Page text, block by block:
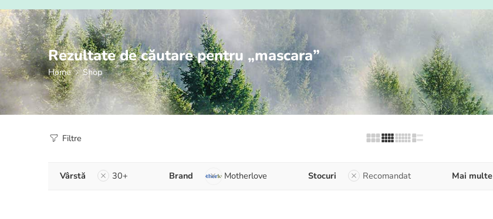
Rezultate de căutare pentru „mascara”
Home Shop
Filtre
Vârstă 30+ Brand Motherlove Stocuri Recomandat Mai multe